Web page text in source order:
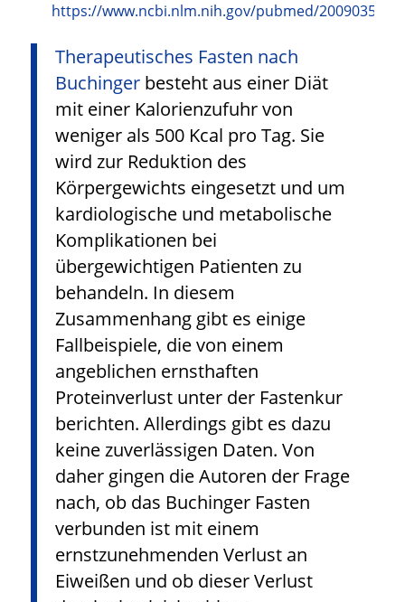
https://www.ncbi.nlm.nih.gov/pubmed/20090351
Therapeutisches Fasten nach
Buchingerbesteht aus einer Diät
mit einer Kalorienzufuhr von
weniger als 500 Kcal pro Tag. Sie
wird zur Reduktion des
Körpergewichts eingesetzt und um
kardiologische und metabolische
Komplikationen bei
übergewichtigen Patienten zu
behandeln. In diesem
Zusammenhang gibt es einige
Fallbeispiele, die von einem
angeblichen ernsthaften
Proteinverlust unter der Fastenkur
berichten. Allerdings gibt es dazu
keine zuverlässigen Daten. Von
daher gingen die Autoren der Frage
nach, ob das Buchinger Fasten
verbunden ist mit einem
ernstzunehmenden Verlust an
Eiweißen und ob dieser Verlust